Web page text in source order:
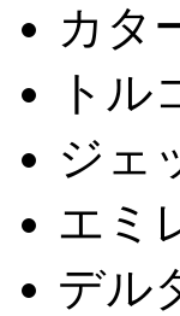
カタ
トル
ジェ
エミ
デル